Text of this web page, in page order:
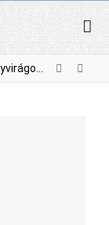
sétabot